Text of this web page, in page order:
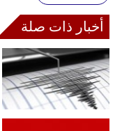
أخبار ذات صلة